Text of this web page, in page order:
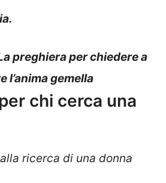
preghiera per chiedere a
l’anima gemella
chi cerca una
ricerca di una donna